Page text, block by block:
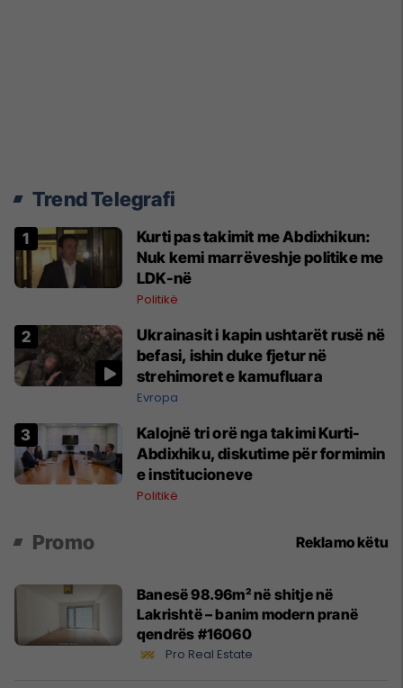
Trend Telegrafi
Kurti pas takimit me Abdixhikun:
Nuk kemi marrëveshje politike me
LDK-në
Politikë
Ukrainasit i kapin ushtarët rusë në
befasi, ishin duke fjetur në
strehimoret e kamufluara
Evropa
Kalojnë tri orë nga takimi Kurti-
Abdixhiku, diskutime për formimin
e institucioneve
Politikë
Promo Reklamo këtu
Banesë 98.96m² në shitje në
Lakrishtë – banim modern pranë
qendrës #16060
Pro Real Estate